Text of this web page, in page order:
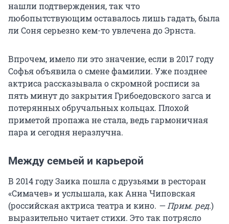
нашли подтверждения, так что
любопытствующим оставалось лишь гадать, была
ли Соня серьезно кем-то увлечена до Эрнста.
Впрочем, имело ли это значение, если в 2017 году
Софья объявила о смене фамилии. Уже позднее
актриса рассказывала о скромной росписи за
пять минут до закрытия Грибоедовского загса и
потерянных обручальных кольцах. Плохой
приметой пропажа не стала, ведь гармоничная
пара и сегодня неразлучна.
Между семьей и карьерой
В 2014 году Заика пошла с друзьями в ресторан
«Симачев» и услышала, как Анна Чиповская
(российская актриса театра и кино. — Прим. ред.)
выразительно читает стихи. Это так потрясло